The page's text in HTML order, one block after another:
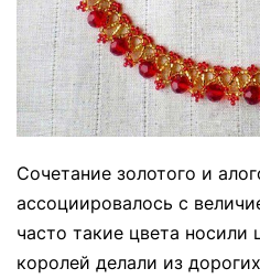
Сочетание золотого и
ассоциировалось с
часто такие цвета
королей делали из